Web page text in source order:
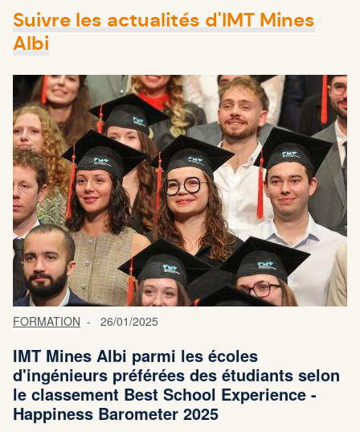
Suivre les actualités d'IMT Mines
Albi
FORMATION 26/01/2025
IMT Mines Albi parmi les écoles
d'ingénieurs préférées des étudiants selon
le classement Best School Experience -
Happiness Barometer 2025